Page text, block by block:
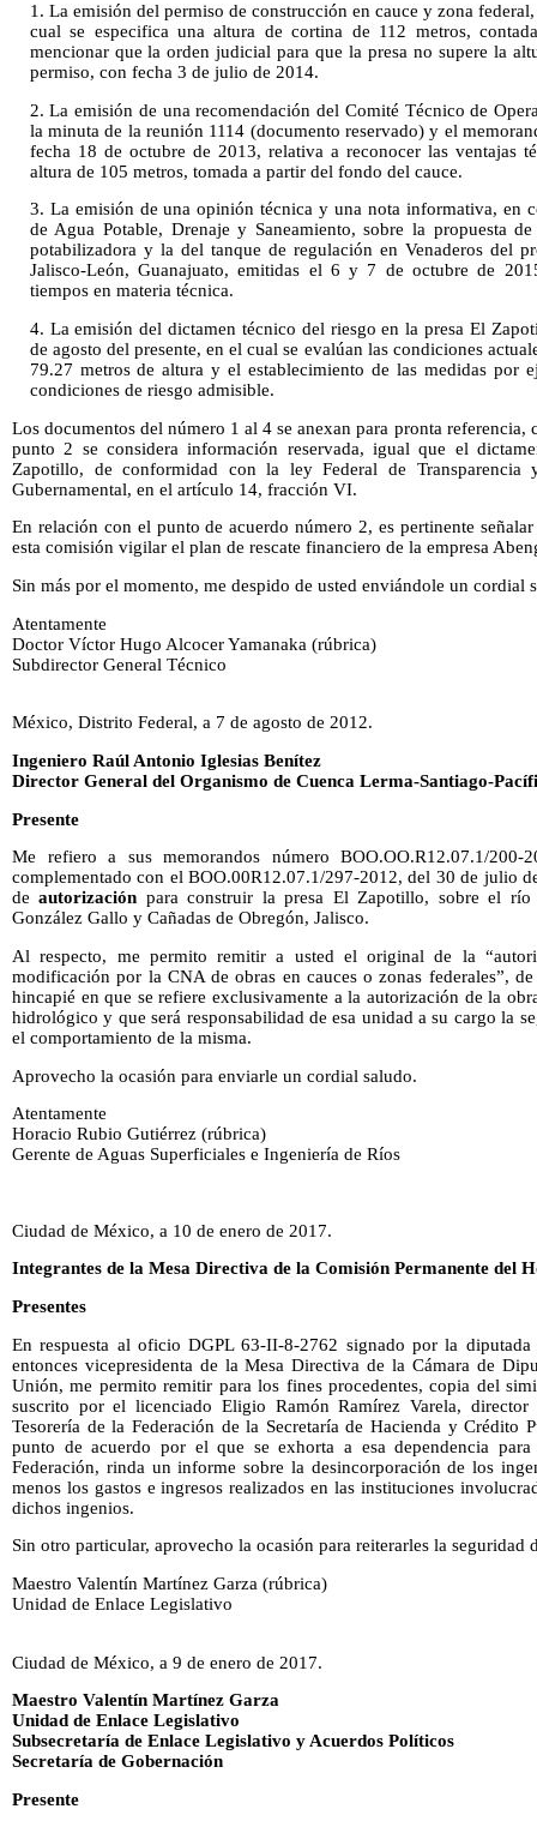
1. La emisión del permiso de construcción en cauce y zona
cual se especifica una altura de cortina de 112 metros,
mencionar que la orden judicial para que la presa no supere la
permiso, con fecha 3 de julio de 2014.
2. La emisión de una recomendación del Comité Técnico de
la minuta de la reunión 1114 (documento reservado) y el
fecha 18 de octubre de 2013, relativa a reconocer las ventajas
altura de 105 metros, tomada a partir del fondo del cauce.
3. La emisión de una opinión técnica y una nota informativa, en
de Agua Potable, Drenaje y Saneamiento, sobre la propuesta
potabilizadora y la del tanque de regulación en Venaderos del
Jalisco-León, Guanajuato, emitidas el 6 y 7 de octubre de
tiempos en materia técnica.
4. La emisión del dictamen técnico del riesgo en la presa El
de agosto del presente, en el cual se evalúan las condiciones
79.27 metros de altura y el establecimiento de las medidas por
condiciones de riesgo admisible.
Los documentos del número 1 al 4 se anexan para pronta
punto 2 se considera información reservada, igual que el
Zapotillo, de conformidad con la ley Federal de
Gubernamental, en el artículo 14, fracción VI.
En relación con el punto de acuerdo número 2, es pertinente
esta comisión vigilar el plan de rescate financiero de la empresa
Sin más por el momento, me despido de usted enviándole un cordial
Atentamente
Doctor Víctor Hugo Alcocer Yamanaka (rúbrica)
Subdirector General Técnico
México, Distrito Federal, a 7 de agosto de 2012.
Ingeniero Raúl Antonio Iglesias Benítez
Director General del Organismo de Cuenca Lerma-Santiago-
Presente
Me refiero a sus memorandos número BOO.OO.R12.07.1/
complementado con el BOO.00R12.07.1/297-2012, del 30 de julio
deautorización para construir la presa El Zapotillo, sobre el río
González Gallo y Cañadas de Obregón, Jalisco.
Al respecto, me permito remitir a usted el original de la
modificación por la CNA de obras en cauces o zonas federales”,
hincapié en que se refiere exclusivamente a la autorización de la
hidrológico y que será responsabilidad de esa unidad a su cargo la
el comportamiento de la misma.
Aprovecho la ocasión para enviarle un cordial saludo.
Atentamente
Horacio Rubio Gutiérrez (rúbrica)
Gerente de Aguas Superficiales e Ingeniería de Ríos
Ciudad de México, a 10 de enero de 2017.
Integrantes de la Mesa Directiva de la Comisión Permanente del
Presentes
En respuesta al oficio DGPL 63-II-8-2762 signado por la diputada
entonces vicepresidenta de la Mesa Directiva de la Cámara de
Unión, me permito remitir para los fines procedentes, copia del
suscrito por el licenciado Eligio Ramón Ramírez Varela,
Tesorería de la Federación de la Secretaría de Hacienda y Crédito
punto de acuerdo por el que se exhorta a esa dependencia
Federación, rinda un informe sobre la desincorporación de los
menos los gastos e ingresos realizados en las instituciones
dichos ingenios.
Sin otro particular, aprovecho la ocasión para reiterarles la
Maestro Valentín Martínez Garza (rúbrica)
Unidad de Enlace Legislativo
Ciudad de México, a 9 de enero de 2017.
Maestro Valentín Martínez Garza
Unidad de Enlace Legislativo
Subsecretaría de Enlace Legislativo y Acuerdos Políticos
Secretaría de Gobernación
Presente